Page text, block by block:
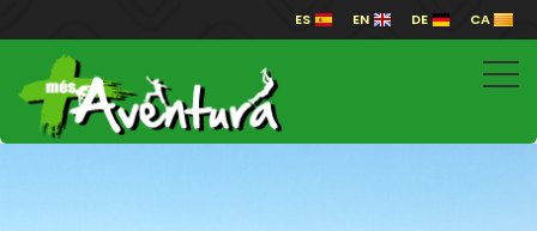
ES EN DE CA